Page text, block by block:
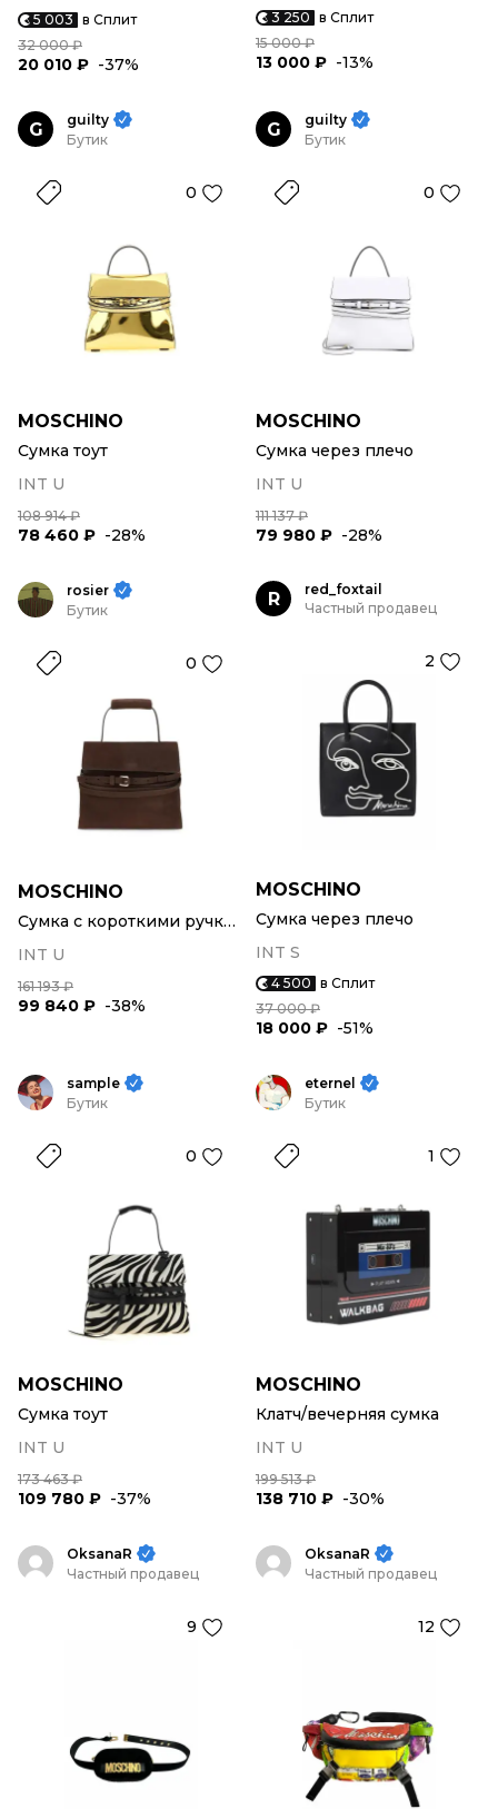
5 003 в Сплит
32 000 ₽
20 010 ₽ -37%
3 250 в Сплит
15 000 ₽
13 000 ₽ -13%
G
guilty
Бутик
0
MOSCHINO
Сумка тоут
INT U
108 914 ₽
78 460 ₽ -28%
G
guilty
Бутик
0
MOSCHINO
Сумка через плечо
INT U
111 137 ₽
79 980 ₽ -28%
rosier
Бутик
0
MOSCHINO
Сумка с короткими ручками
INT U
161 193 ₽
99 840 ₽ -38%
R
red_foxtail
Частный продавец
2
MOSCHINO
Сумка через плечо
INT S
4 500 в Сплит
37 000 ₽
18 000 ₽ -51%
sample
Бутик
0
MOSCHINO
Сумка тоут
INT U
173 463 ₽
109 780 ₽ -37%
eternel
Бутик
1
MOSCHINO
Клатч/вечерняя сумка
INT U
199 513 ₽
138 710 ₽ -30%
OksanaR
Частный продавец
9
OksanaR
Частный продавец
12